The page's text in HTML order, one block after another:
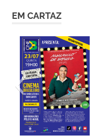
EM CARTAZ